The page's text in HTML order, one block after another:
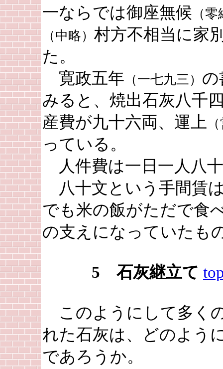
一ならでは御座無候 （
（中略） 村方不相当に家
た。
寛政五年 （一七九三） の
みると、焼出石灰八千
産費が九十六両、運上
っている。
人件費は一日一人八
八十文という手間賃
でも米の飯がただで食
の支えになっていたも
5 石灰継立て
このようにして多く
れた石灰は、どのよう
であろうか。